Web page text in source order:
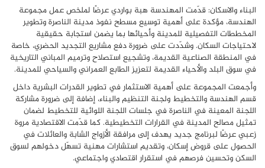
البناء والاسكان: قدّمت المهندسة هبة بواردي عرضًا لملخص عمل مجموعة
الهندسة، مؤكدة على أهمية توسيع مسطح نفوذ مدينة الناصرة وتطوير
المخططات التفصيلية للمدينة وأحيائها بما يضمن استجابة حقيقية
لاحتياجات السكان. وشدّدت على ضرورة دفع مشاريع التجديد الحضري، خاصة
في المنطقة الصناعية القديمة، وتشجيع استصلاح وترميم المباني التاريخية
في سوق البلد والأحياء القديمة لتعزيز الطابع العمراني والسياحي للمدينة.
وأجمعت المجموعة على أهمية الاستثمار في تطوير القدرات البشرية داخل
قسم الهندسة والتخطيط ولجنة التنظيم والبناء، إضافة إلى ضرورة مشاركة
اللجنة المعينة في الناصرة في جلسات اللجنة اللوائية للتخطيط لضمان
تمثيل مصالح المدينة في القرارات التخطيطية. كما قدّمت الاقتصادية مروة
زعبي عرضًا لبرنامج جديد يهدف إلى مرافقة الأزواج الشابة والعائلات في
الحصول على قروض إسكان، وتقديم استشارات مهنية تسهّل دخولهم لسوق
السكن وتحسين فرصهم في استقرار اقتصادي واجتماعي.